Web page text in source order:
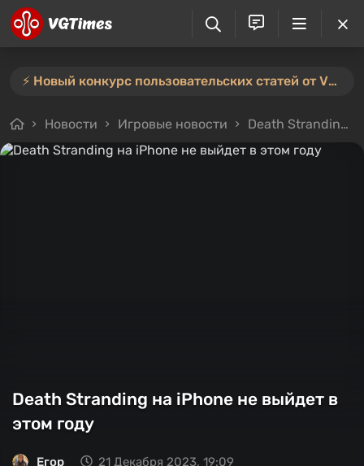
⚡️ Новый конкурс пользовательских статей от VGTimes — участвуйте тут ⚡️
Новости Игровые новости Death Stranding на iPhone не выйдет в этом году
Death Stranding на iPhone не выйдет в
этом году
Егор 21 Декабря 2023, 19:09